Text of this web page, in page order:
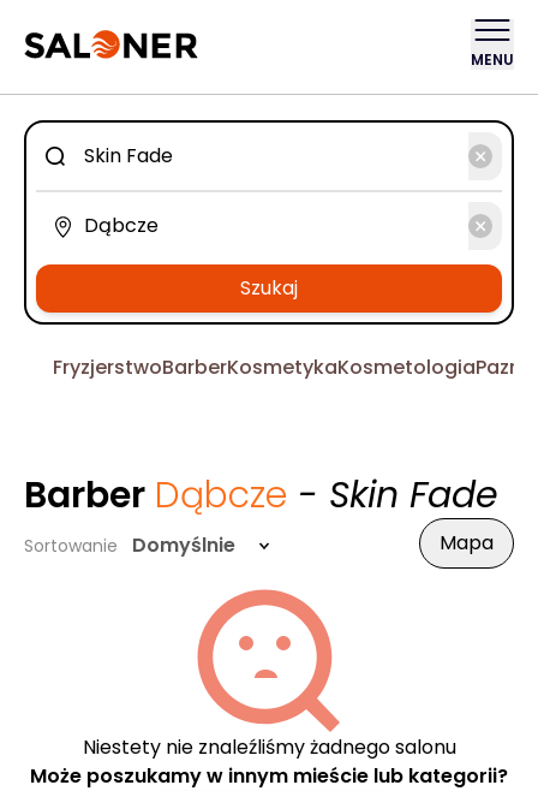
MENU
Szukaj
FryzjerstwoBarberKosmetykaKosmetologia
Barber Dąbcze - Skin Fade
Sortowanie Domyślnie Mapa
Niestety nie znaleźliśmy żadnego salonu
Może poszukamy w innym mieście lub kategorii?